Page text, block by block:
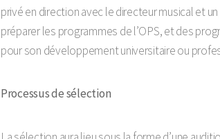
privé en direction avec le directeur musical et
préparer les programmes de l’OPS, et des
pour son développement universitaire ou
Processus de sélection